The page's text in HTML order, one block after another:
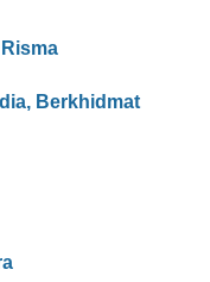
Berkhidmat